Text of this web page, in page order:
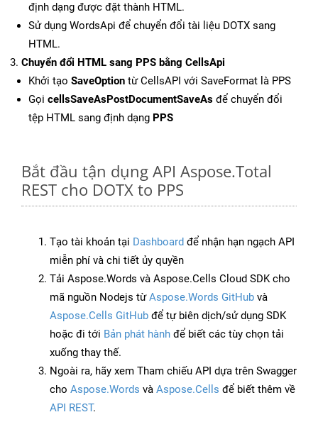
định dạng được đặt thành HTML.
Sử dụng WordsApi để chuyển đổi tài liệu DOTX sang
HTML.
Chuyển đổi HTML sang PPS bằng CellsApi
Khởi tạo SaveOption từ CellsAPI với SaveFormat là PPS
Gọi cellsSaveAsPostDocumentSaveAs để chuyển đổi
tệp HTML sang định dạng PPS
Bắt đầu tận dụng API Aspose.Total
REST cho DOTX to PPS
Tạo tài khoản tại Dashboard để nhận hạn ngạch API
miễn phí và chi tiết ủy quyền
Tải Aspose.Words và Aspose.Cells Cloud SDK cho
mã nguồn Nodejs từAspose.Words GitHub và
Aspose.Cells GitHub để tự biên dịch/sử dụng SDK
hoặc đi tới Bản phát hành để biết các tùy chọn tải
xuống thay thế.
Ngoài ra, hãy xem Tham chiếu API dựa trên Swagger
cho Aspose.Words và Aspose.Cells để biết thêm về
API REST.